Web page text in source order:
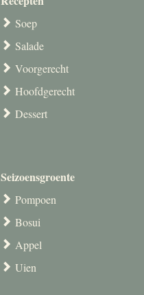
Soep
Salade
Voorgerecht
Hoofdgerecht
Dessert
Seizoensgroente
Pompoen
Bosui
Appel
Uien